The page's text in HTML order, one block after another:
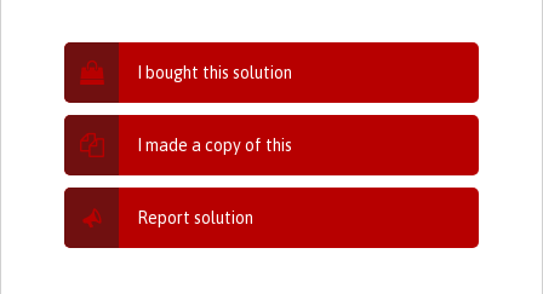
I bought this solution
I made a copy of this
Report solution